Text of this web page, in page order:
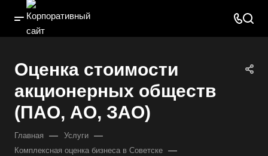
Оценка стоимости
акционерных обществ
(ПАО, АО, ЗАО)
Главная — Услуги —
Комплексная оценка бизнеса в Советске —